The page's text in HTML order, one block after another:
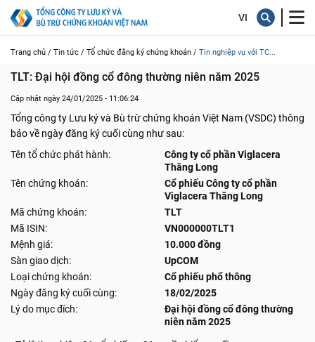
Trang chủ / Tin tức / Tổ chức đăng ký chứng khoán / Tin nghiệp vụ với TC...
TLT: Đại hội đồng cổ đông thường niên năm 2025
Cập nhật ngày 24/01/2025 - 11:06:24
Tổng công ty Lưu ký và Bù trừ chứng khoán Việt Nam (VSDC) thông
báo về ngày đăng ký cuối cùng như sau:
Tên tổ chức phát hành:
Công ty cổ phần Viglacera
Thăng Long
Tên chứng khoán:
Cổ phiếu Công ty cổ phần
Viglacera Thăng Long
Mã chứng khoán:
TLT
Mã ISIN:
VN000000TLT1
Mệnh giá:
10.000 đồng
Sàn giao dịch:
UpCOM
Loại chứng khoán:
Cổ phiếu phổ thông
Ngày đăng ký cuối cùng:
18/02/2025
Lý do mục đích:
Đại hội đồng cổ đông thường
niên năm 2025